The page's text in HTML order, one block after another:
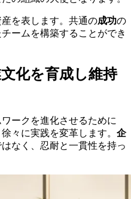
を表します。共通の成功の
ームを構築することができ
化を育成し維持
ークを進化させるために
々に実践を変革します。 企
なく、忍耐と一貫性を持っ